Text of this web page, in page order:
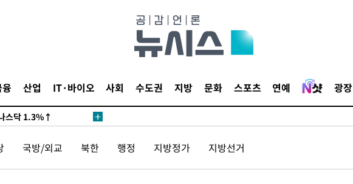
산업 IT·바이오 사회 수도권 지방 문화 스포츠 연예 광장
스닥 1.3%↑
국방/외교 북한 행정 지방정가 지방선거